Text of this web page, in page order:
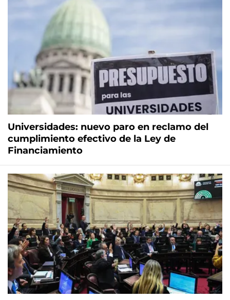
Universidades: nuevo paro en reclamo del
cumplimiento efectivo de la Ley de
Financiamiento